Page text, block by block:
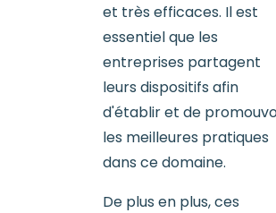
et très efficaces. Il est
essentiel que les
entreprises partagent
leurs dispositifs afin
d'établir et de
les meilleures pratiques
dans ce domaine.
De plus en plus, ces